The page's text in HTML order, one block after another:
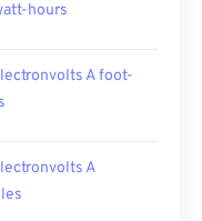
hours
A foot-
A